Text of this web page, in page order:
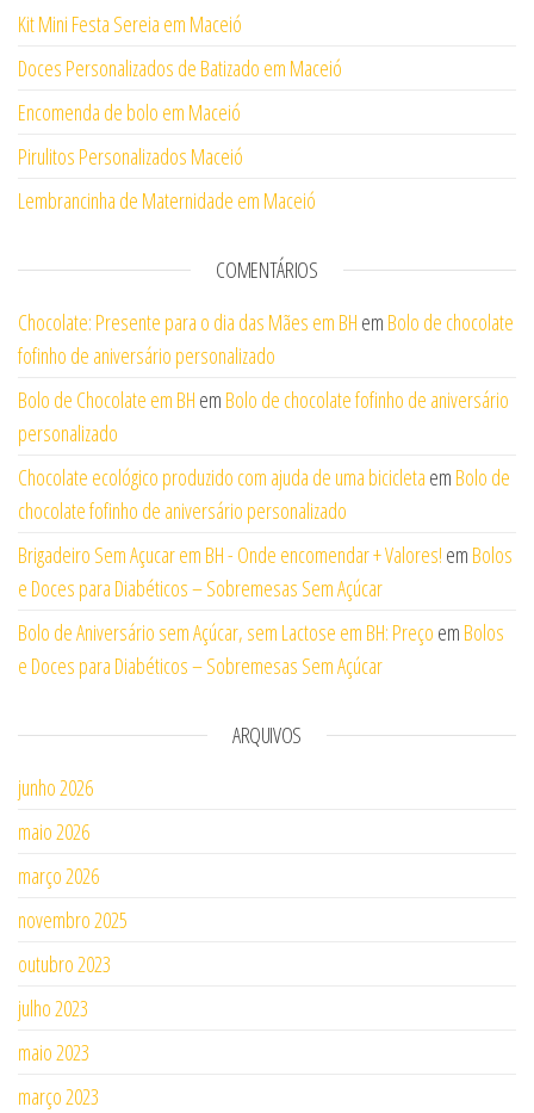
Kit Mini Festa Sereia em Maceió
Doces Personalizados de Batizado em Maceió
Encomenda de bolo em Maceió
Pirulitos Personalizados Maceió
Lembrancinha de Maternidade em Maceió
COMENTÁRIOS
Chocolate: Presente para o dia das Mães em BH em Bolo de chocolate
fofinho de aniversário personalizado
Bolo de Chocolate em BH em Bolo de chocolate fofinho de aniversário
personalizado
Chocolate ecológico produzido com ajuda de uma bicicleta em Bolo de
chocolate fofinho de aniversário personalizado
Brigadeiro Sem Açucar em BH - Onde encomendar + Valores! em Bolos
e Doces para Diabéticos – Sobremesas Sem Açúcar
Bolo de Aniversário sem Açúcar, sem Lactose em BH: Preço em Bolos
e Doces para Diabéticos – Sobremesas Sem Açúcar
ARQUIVOS
junho 2026
maio 2026
março 2026
novembro 2025
outubro 2023
julho 2023
maio 2023
março 2023